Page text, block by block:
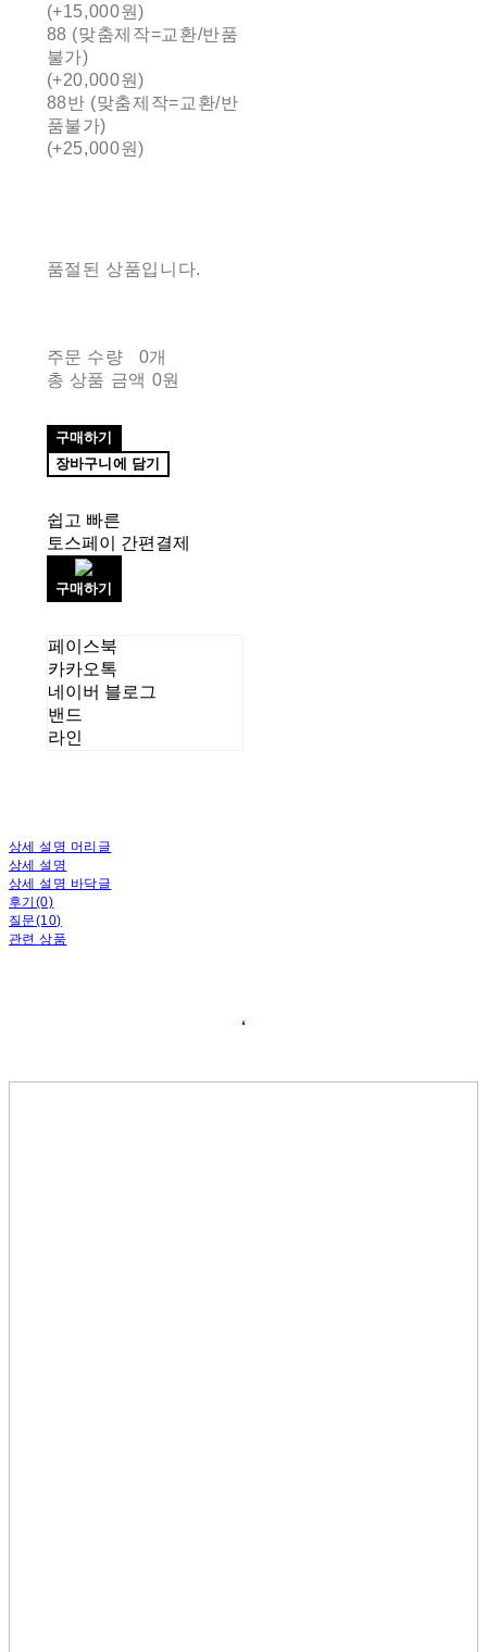
(+15,000원)
88 (맞춤제작=교환/반품
불가)
(+20,000원)
88반 (맞춤제작=교환/반
품불가)
(+25,000원)
품절된 상품입니다.
주문 수량
0개
총 상품 금액 0원
구매하기
장바구니에 담기
쉽고 빠른
토스페이 간편결제
구매하기
페이스북
카카오톡
네이버 블로그
밴드
라인
상세 설명 머리글
상세 설명
상세 설명 바닥글
후기(0)
질문(10)
관련 상품
❛